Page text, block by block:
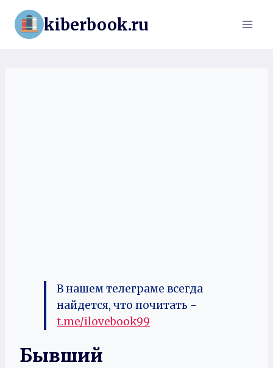
Перейти
содержимому
kiberbook.ru
В нашем телеграме всегда
найдется, что почитать -
t.me/ilovebook99
Бывший